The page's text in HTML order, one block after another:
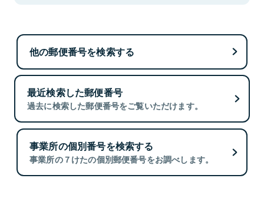
他の郵便番号を検索する
最近検索した郵便番号
過去に検索した郵便番号をご覧いただけます。
事業所の個別番号を検索する
事業所の７けたの個別郵便番号をお調べします。